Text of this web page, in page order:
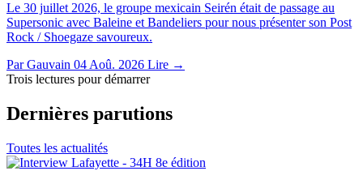
Le 30 juillet 2026, le groupe mexicain Seirén était de passage au
Supersonic avec Baleine et Bandeliers pour nous présenter son Post
Rock / Shoegaze savoureux.
Par Gauvain 04 Aoû. 2026 Lire →
Trois lectures pour démarrer
Dernières parutions
Toutes les actualités